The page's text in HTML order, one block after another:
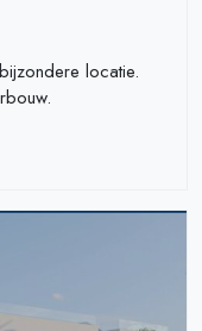
locatie.